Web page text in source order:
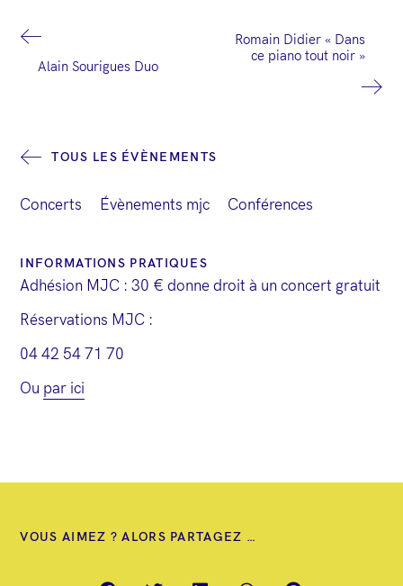
N
g
t
o
v
è
m
n
Alain Sourigues Duo
Romain Didier « Dans
ce piano tout noir »
TOUS LES ÉVÈNEMENTS
Concerts Évènements mjc Conférences
INFORMATIONS PRATIQUES
Adhésion MJC : 30 € donne droit à un concert gratuit
Réservations MJC :
04 42 54 71 70
Ou par ici
VOUS AIMEZ ? ALORS PARTAGEZ …